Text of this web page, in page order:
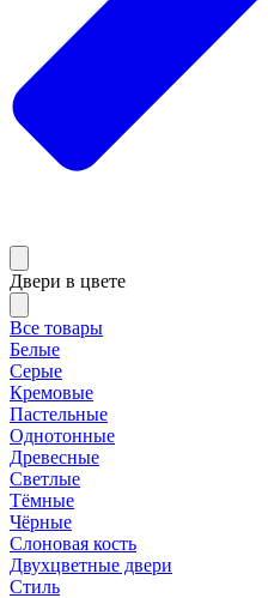
Двери в цвете
Все товары
Белые
Серые
Кремовые
Пастельные
Однотонные
Древесные
Светлые
Тёмные
Чёрные
Слоновая кость
Двухцветные двери
Стиль